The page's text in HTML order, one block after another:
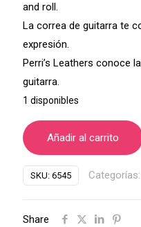
and roll.
La correa de guitarra te
expresión.
Perri’s Leathers conoce
guitarra.
1 disponibles
Añadir al carrito
SKU: 6545 Categorías:
Share